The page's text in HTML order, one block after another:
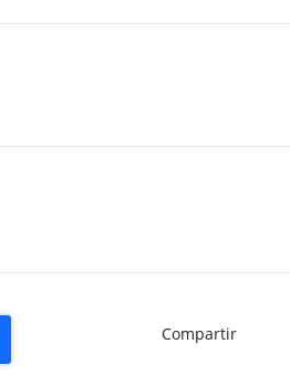
Compartir